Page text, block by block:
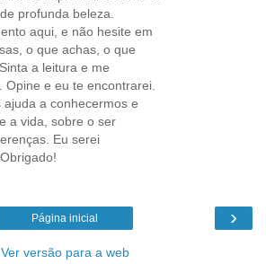
profunda beleza.
aqui, e não hesite em
o que achas, o que
a leitura e me
e eu te encontrarei.
a conhecermos e
a vida, sobre o ser
Eu serei
›
Página inicial
Ver versão para a web